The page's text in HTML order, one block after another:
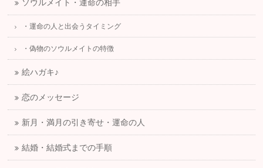
ソウルメイト・運命の相手
・運命の人と出会うタイミング
・偽物のソウルメイトの特徴
絵ハガキ♪
恋のメッセージ
新月・満月の引き寄せ・運命の人
結婚・結婚式までの手順